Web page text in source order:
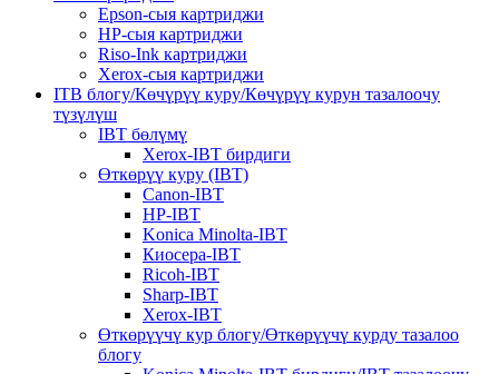
Epson-сыя картриджи
HP-сыя картриджи
Riso-Ink картриджи
Xerox-сыя картриджи
ITB блогу/Көчүрүү куру/Көчүрүү курун тазалоочу
түзүлүш
IBT бөлүмү
Xerox-IBT бирдиги
Өткөрүү куру (IBT)
Canon-IBT
HP-IBT
Konica Minolta-IBT
Киосера-IBT
Ricoh-IBT
Sharp-IBT
Xerox-IBT
Өткөрүүчү кур блогу/Өткөрүүчү курду тазалоо
блогу